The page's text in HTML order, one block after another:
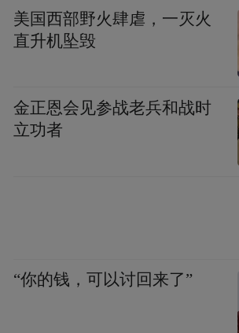
方面踊跃发言，为家乡发展建
美国西部野火肆虐，一灭火
直升机坠毁
金正恩会见参战老兵和战时
立功者
“你的钱，可以讨回来了”